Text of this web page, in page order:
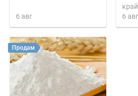
6 авг
край
6 авг
Продам